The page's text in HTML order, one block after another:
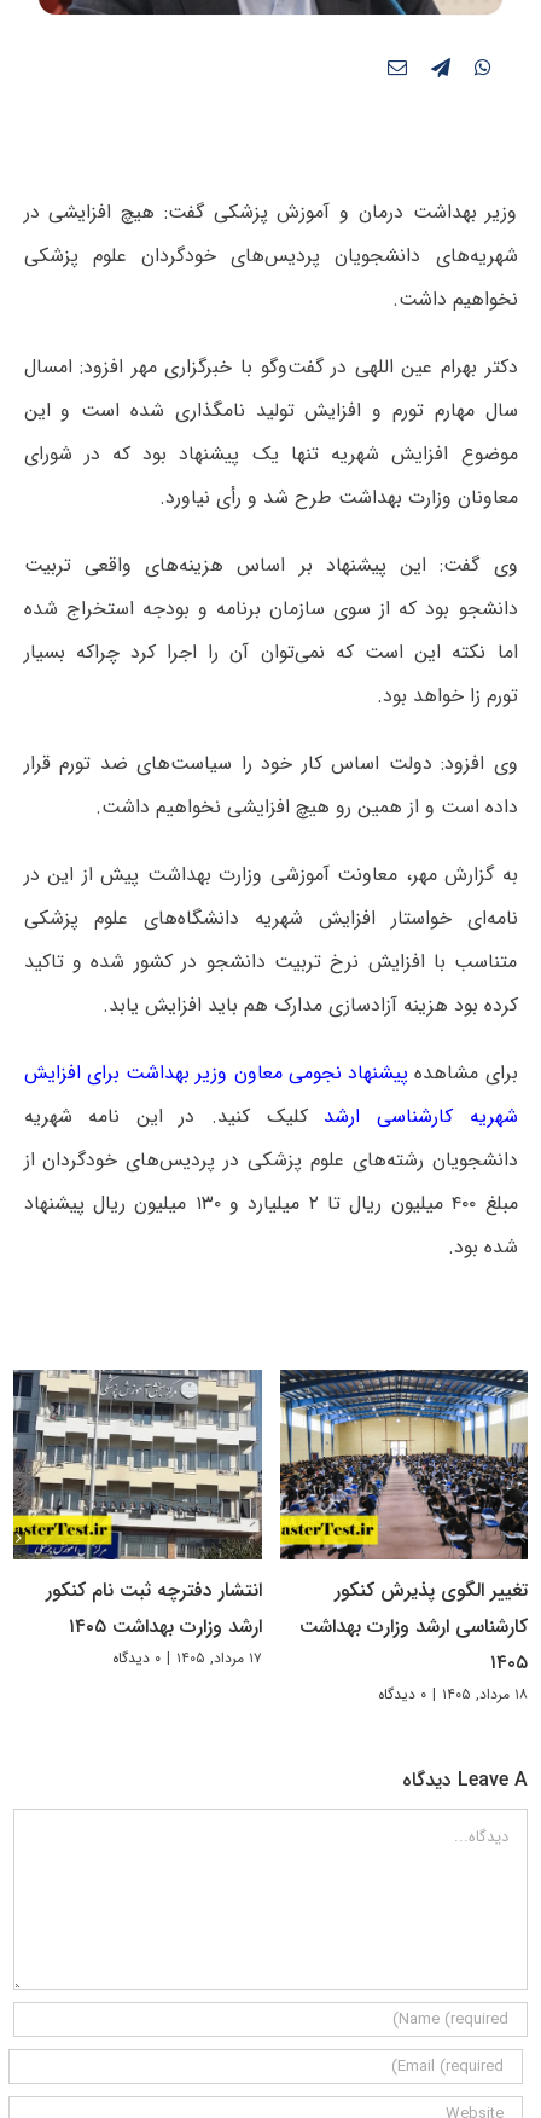
وزیر بهداشت درمان و آموزش پزشکی گفت: هیچ افزایشی در
شهریه‌های دانشجویان پردیس‌های خودگردان علوم پزشکی
نخواهیم داشت.
دکتر بهرام عین اللهی در گفت‌وگو با خبرگزاری مهر افزود: امسال
سال مهارم تورم و افزایش تولید نامگذاری شده است و این
موضوع افزایش شهریه تنها یک پیشنهاد بود که در شورای
معاونان وزارت بهداشت طرح شد و رأی نیاورد.
وی گفت: این پیشنهاد بر اساس هزینه‌های واقعی تربیت
دانشجو بود که از سوی سازمان برنامه و بودجه استخراج شده
اما نکته این است که نمی‌توان آن را اجرا کرد چراکه بسیار
تورم زا خواهد بود.
وی افزود: دولت اساس کار خود را سیاست‌های ضد تورم قرار
داده است و از همین رو هیچ افزایشی نخواهیم داشت.
به گزارش مهر، معاونت آموزشی وزارت بهداشت پیش از این در
نامه‌ای خواستار افزایش شهریه دانشگاه‌های علوم پزشکی
متناسب با افزایش نرخ تربیت دانشجو در کشور شده و تاکید
کرده بود هزینه آزادسازی مدارک هم باید افزایش یابد.
برای مشاهده پیشنهاد نجومی معاون وزیر بهداشت برای افزایش
شهریه کارشناسی ارشد کلیک کنید. در این نامه شهریه
دانشجویان رشته‌های علوم پزشکی در پردیس‌های خودگردان از
مبلغ ۴۰۰ میلیون ریال تا ۲ میلیارد و ۱۳۰ میلیون ریال پیشنهاد
شده بود.
تغییر الگوی پذیرش کنکور
کارشناسی ارشد وزارت بهداشت
۱۴۰۵
۱۸ مرداد, ۱۴۰۵ | ۰ دیدگاه
انتشار دفترچه ثبت نام کنکور
ارشد وزارت بهداشت ۱۴۰۵
۱۷ مرداد, ۱۴۰۵ | ۰ دیدگاه
Leave A دیدگاه
دیدگاه